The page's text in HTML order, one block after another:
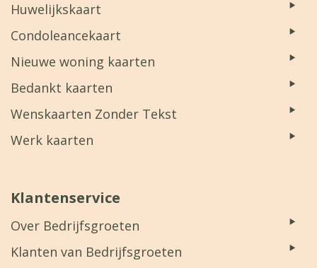
Huwelijkskaart
Condoleancekaart
Nieuwe woning kaarten
Bedankt kaarten
Wenskaarten Zonder Tekst
Werk kaarten
Klantenservice
Over Bedrijfsgroeten
Klanten van Bedrijfsgroeten